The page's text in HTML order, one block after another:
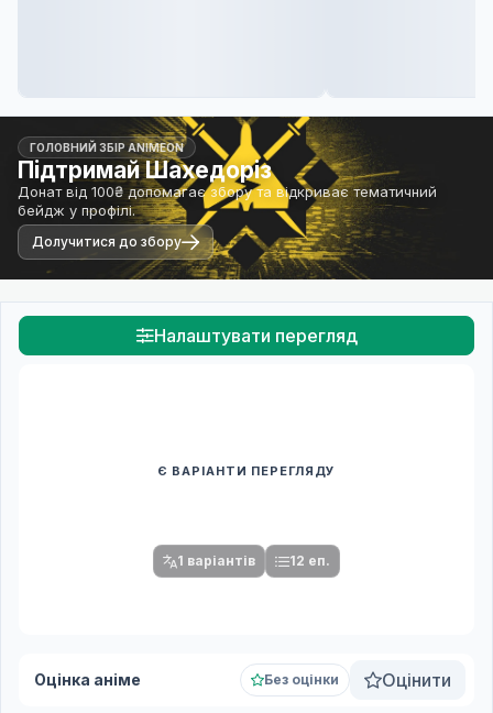
ГОЛОВНИЙ ЗБІР ANIMEON
Підтримай Шахедоріз
Донат від 100₴ допомагає збору та відкриває тематичний
бейдж у профілі.
Долучитися до збору
Налаштувати перегляд
Є ВАРІАНТИ ПЕРЕГЛЯДУ
1 варіантів 12 еп.
Оцінка аніме Без оцінки Оцінити